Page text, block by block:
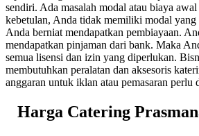
sendiri. Ada masalah modal atau biaya
kebetulan, Anda tidak memiliki modal
Anda berniat mendapatkan pembiayaan.
mendapatkan pinjaman dari bank. Maka
semua lisensi dan izin yang diperlukan.
membutuhkan peralatan dan aksesoris
anggaran untuk iklan atau pemasaran perlu
Harga Catering